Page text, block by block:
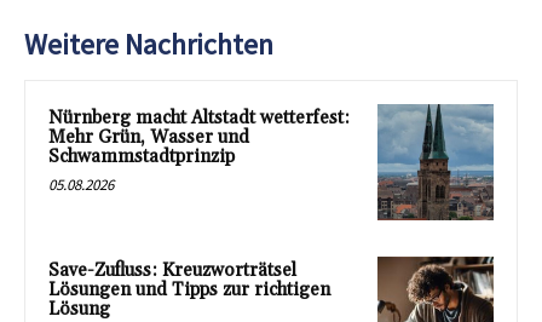
Weitere Nachrichten
Nürnberg macht Altstadt wetterfest:
Mehr Grün, Wasser und
Schwammstadtprinzip
05.08.2026
Save-Zufluss: Kreuzworträtsel
Lösungen und Tipps zur richtigen
Lösung